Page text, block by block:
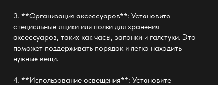
3. **Организация аксессуаров**: Установите
специальные ящики или полки для хранения
аксессуаров, таких как часы, запонки и галстуки. Это
поможет поддерживать порядок и легко находить
нужные вещи.
4. **Использование освещения**: Установите